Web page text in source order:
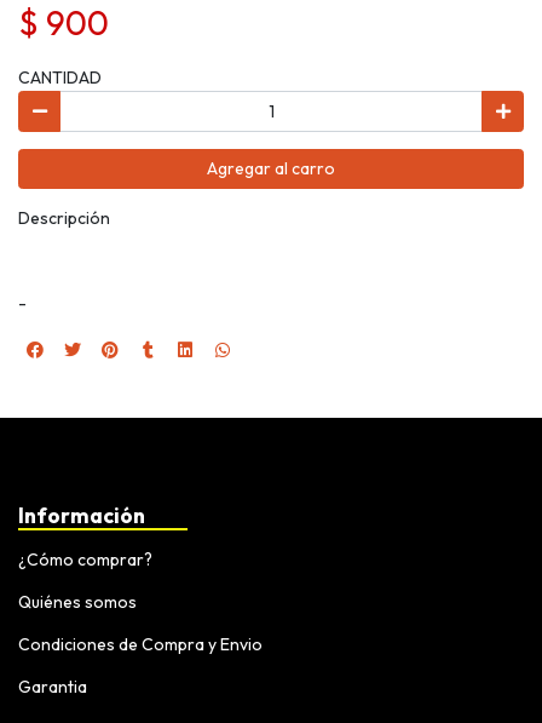
$ 900
CANTIDAD
Agregar al carro
Descripción
-
Información
¿Cómo comprar?
Quiénes somos
Condiciones de Compra y Envio
Garantia